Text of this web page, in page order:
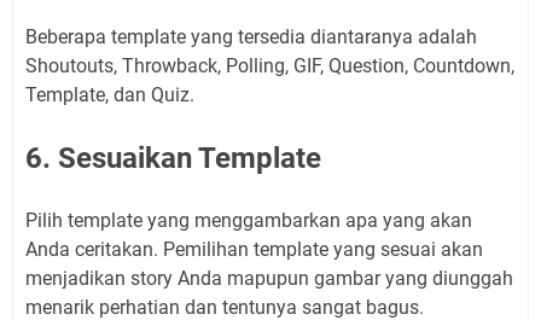
Beberapa template yang tersedia diantaranya adalah
Shoutouts, Throwback, Polling, GIF, Question, Countdown,
Template, dan Quiz.
6. Sesuaikan Template
Pilih template yang menggambarkan apa yang akan
Anda ceritakan. Pemilihan template yang sesuai akan
menjadikan story Anda mapupun gambar yang diunggah
menarik perhatian dan tentunya sangat bagus.